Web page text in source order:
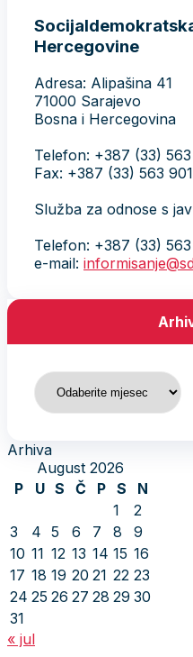
Hercegovine
Adresa: Alipašina 41
71000 Sarajevo
Bosna i Hercegovina
Telefon: +387 (33)
Fax: +387 (33) 563 901
Služba za odnose s
Telefon: +387 (33)
e-mail:
Arhiva
Arhiva
August 2026
P
U S Č P S
N
1
2
3
4 5 6 7 8
9
10 11 12 13 14 15 16
17 18 19 20 21 22 23
24 25 26 27 28 29 30
31
« jul